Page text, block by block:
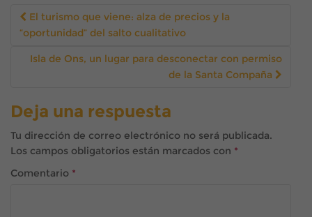
Navegación
entrada
El turismo que viene: alza de precios y la
“oportunidad” del salto cualitativo
Isla de Ons, un lugar para desconectar con permiso
de la Santa Compaña
Deja una respuesta
Tu dirección de correo electrónico no será publicada.
Los campos obligatorios están marcados con *
Comentario *